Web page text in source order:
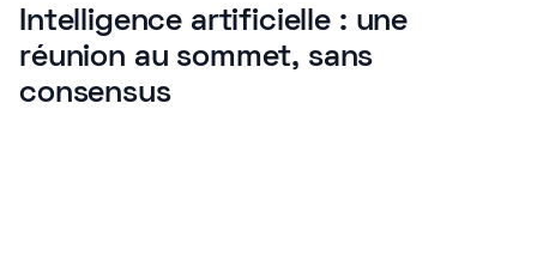
Intelligence artificielle : une
réunion au sommet, sans
consensus